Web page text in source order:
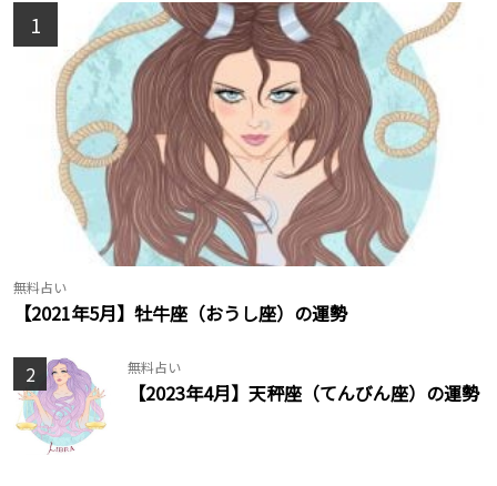
1
無料占い
【2021年5月】牡牛座（おうし座）の運勢
2 無料占い
【2023年4月】天秤座（てんびん座）の運勢